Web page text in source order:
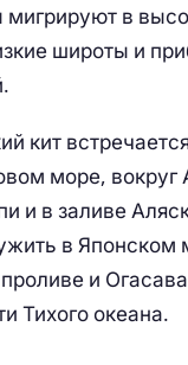
мигрируют в
широты и
кит
море, вокруг
и в заливе
в Японском
и
Тихого океана.